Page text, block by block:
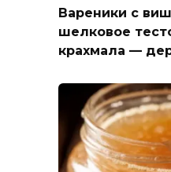
Вареники с
шелковое
крахмала —